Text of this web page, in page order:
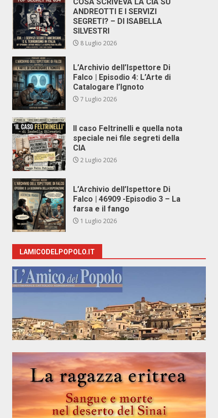
ANDREOTTI E I SERVIZI
SEGRETI? – DI ISABELLA
SILVESTRI
8 Luglio 2026
L’Archivio dell’Ispettore Di
Falco | Episodio 4: L’Arte di
Catalogare l’Ignoto
7 Luglio 2026
Il caso Feltrinelli e quella nota
speciale nei file segreti della
CIA
2 Luglio 2026
L’Archivio dell’Ispettore Di
Falco | 46909 -Episodio 3 – La
farsa e il fango
1 Luglio 2026
LAMICODELPOPOLO.IT